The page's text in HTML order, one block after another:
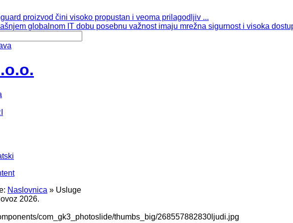
proizvod čini visoko propustan i veoma prilagodljiv ...
globalnom IT dobu posebnu važnost imaju mrežna sigurnost i visoka
Naslovnica » Usluge
2026.
com_gk3_photoslide/thumbs_big/268557882830ljudi.jpg